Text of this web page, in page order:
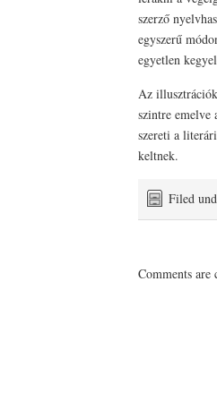
szerző
egyszerű
egyetlen
Az
szintre emelve
szereti a
keltnek.
Filed
Comments are